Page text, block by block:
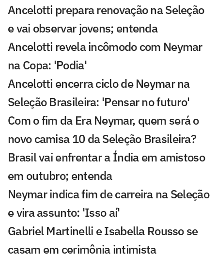
Ancelotti prepara renovação na Seleção
e vai observar jovens; entenda
Ancelotti revela incômodo com Neymar
na Copa: 'Podia'
Ancelotti encerra ciclo de Neymar na
Seleção Brasileira: 'Pensar no futuro'
Com o fim da Era Neymar, quem será o
novo camisa 10 da Seleção Brasileira?
Brasil vai enfrentar a Índia em amistoso
em outubro; entenda
Neymar indica fim de carreira na Seleção
e vira assunto: 'Isso aí'
Gabriel Martinelli e Isabella Rousso se
casam em cerimônia intimista